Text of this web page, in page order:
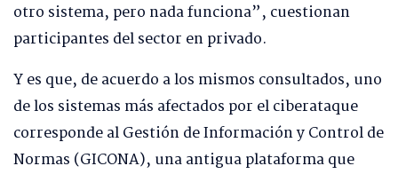
otro sistema, pero nada funciona”, cuestionan
participantes del sector en privado.
Y es que, de acuerdo a los mismos consultados, uno
de los sistemas más afectados por el ciberataque
corresponde al Gestión de Información y Control de
Normas (GICONA), una antigua plataforma que